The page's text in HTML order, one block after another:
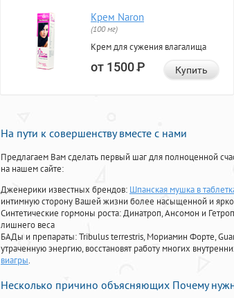
Крем Naron
(100 мг)
Крем для сужения влагалища
от 1500Р Купить
На пути к совершенству вместе с нами
Предлагаем Вам сделать первый шаг для полноценной
на нашем сайте:
Дженерики известных брендов: Шпанская мушка в
интимную сторону Вашей жизни более насыщенной и
Синтетические гормоны роста: Динатроп, Ансомон и
лишнего веса
БАДы и препараты:Tribulus terrestris, Мориамин Форте,
утраченную энергию, восстановят работу многих
виагры.
Несколько причино объясняющих Почему